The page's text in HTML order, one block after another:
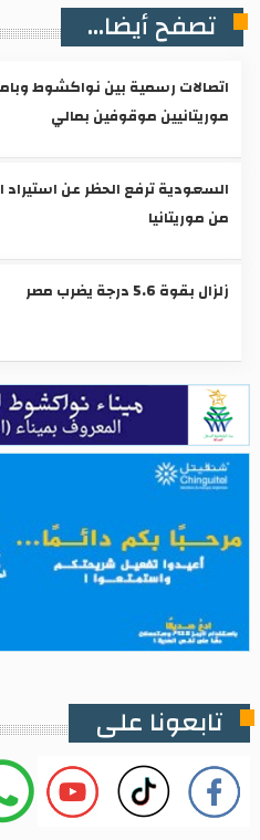
تصفح أيضا...
اتصالات رسمية بين نواكشوط
موريتانيين موقوفين بمالي
السعودية ترفع الحظر عن استيراد
من موريتانيا
زلزال بقوة 5.6 درجة يضرب مصر
تابعونا على